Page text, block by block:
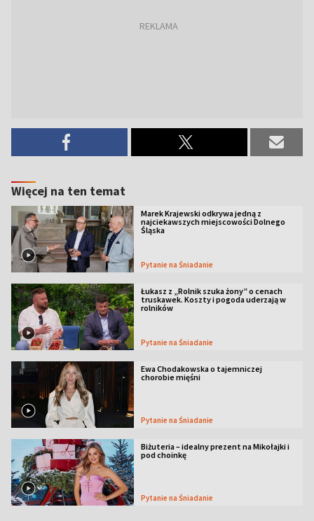
Więcej na ten temat
Marek Krajewski odkrywa jedną z
najciekawszych miejscowości Dolnego
Śląska
Pytanie na Śniadanie
Łukasz z „Rolnik szuka żony” o cenach
truskawek. Koszty i pogoda uderzają w
rolników
Pytanie na Śniadanie
Ewa Chodakowska o tajemniczej
chorobie mięśni
Pytanie na Śniadanie
Biżuteria – idealny prezent na Mikołajki i
pod choinkę
Pytanie na Śniadanie